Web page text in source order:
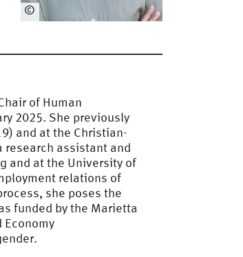
©
Cat
ina
el
of Human
2025. She previously
and at the Christian-
research assistant and
and at the University of
relations of
she poses the
funded by the Marietta
Economy